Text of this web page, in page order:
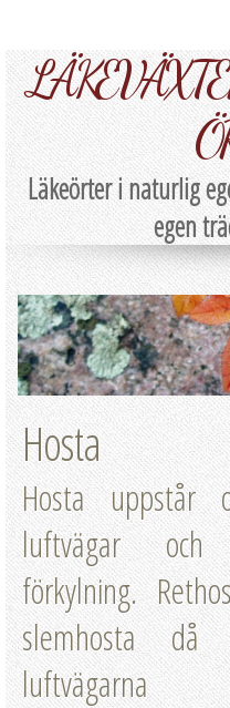
RECEPT
LÄKEÖRTER A-Ö
NATURLIG EGENVÅRD
EGENSKAPER
BEREDNING
SKÖRDA/FÖRVARA
PARTNERS
Läkeörter i naturlig
egen
Hosta
Hosta uppstår
luftvägar och
förkylning.
slemhosta
luftvägarna